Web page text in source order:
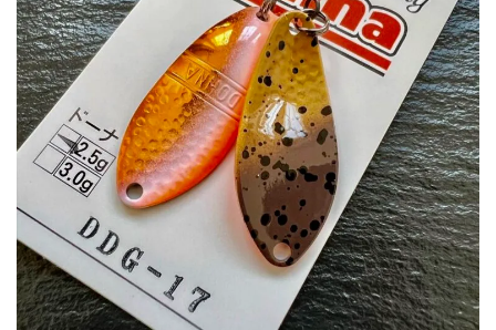
Sortiment Ruten,
Rollen und
Schnüre sowie
Zubehör für das
Brandungsangeln.